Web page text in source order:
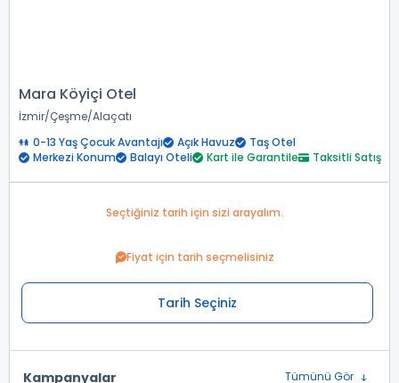
Mara Köyiçi Otel
İzmir Çeşme Alaçatı
0-13 Yaş Çocuk Avantajı
Açık Havuz
Taş Otel
Merkezi Konum
Balayı Oteli Kart ile Garantile Taksitli Satış
Seçtiğiniz tarih için sizi arayalım.
Fiyat için tarih seçmelisiniz
Tarih Seçiniz
Kampanyalar Tümünü Gör